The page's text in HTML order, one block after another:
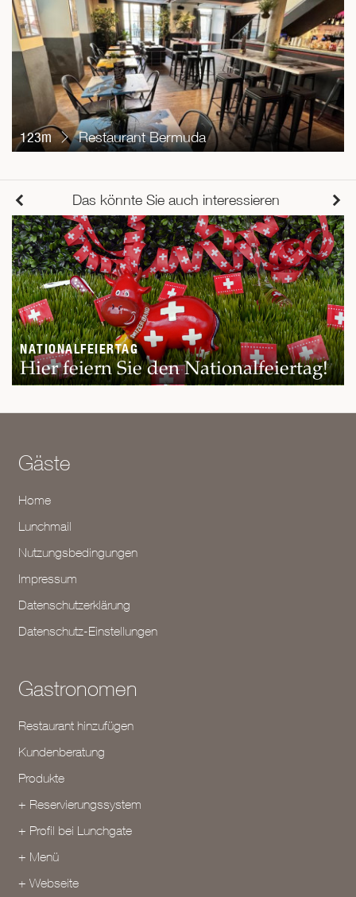
123m Restaurant Bermuda
Das könnte Sie auch interessieren
NATIONALFEIERTAG
Hier feiern Sie den Nationalfeiertag!
Gäste
Home
Lunchmail
Nutzungsbedingungen
Impressum
Datenschutzerklärung
Datenschutz-Einstellungen
Gastronomen
Restaurant hinzufügen
Kundenberatung
Produkte
+ Reservierungssystem
+ Profil bei Lunchgate
+ Menü
+ Webseite